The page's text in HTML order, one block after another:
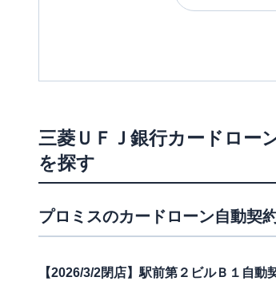
三菱ＵＦＪ銀行カードロー
を探す
プロミスのカードローン自動契
【2026/3/2閉店】駅前第２ビルＢ１自動